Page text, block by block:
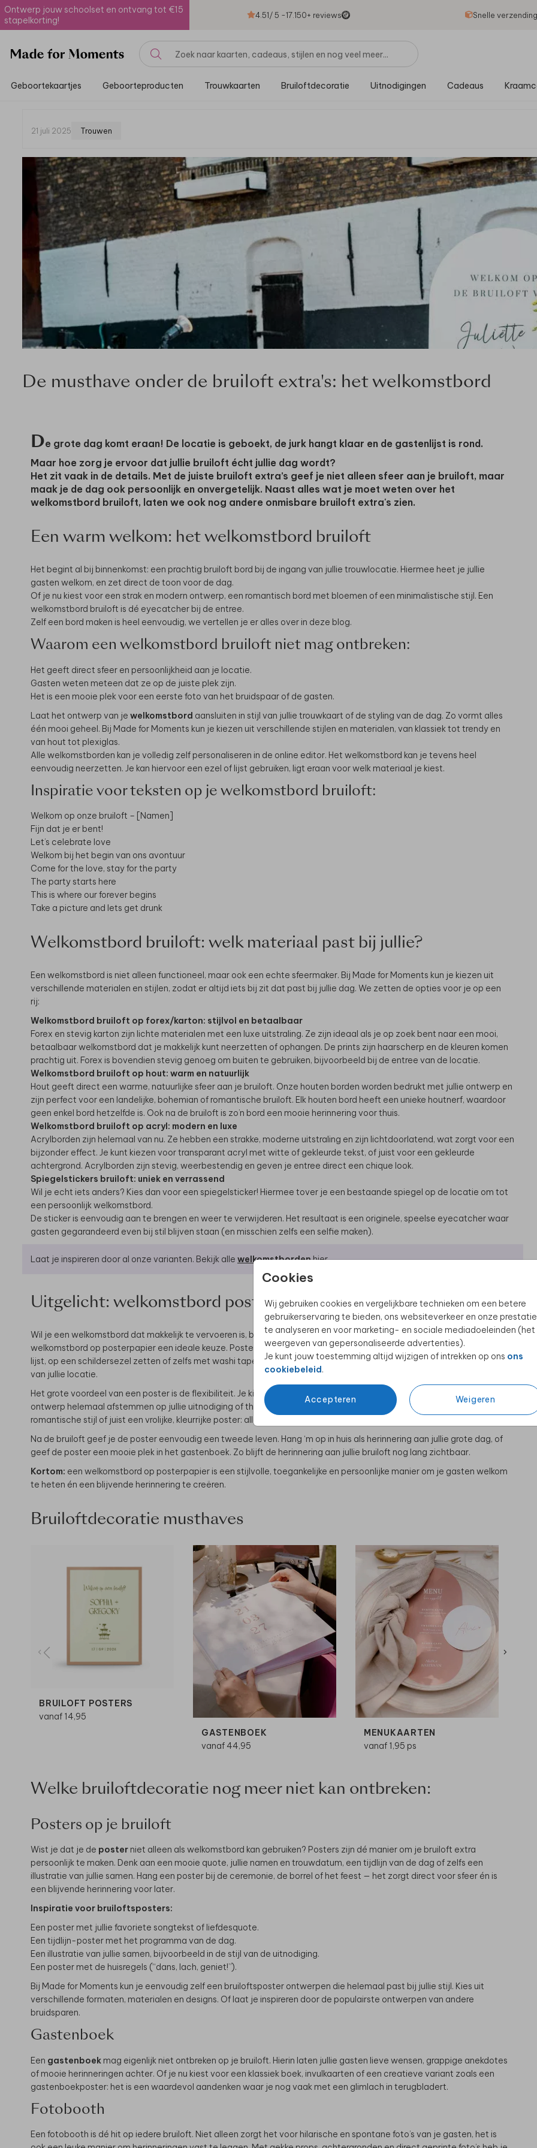
Ontwerp jouw schoolset en ontvang tot €15
stapelkorting!
4.51/ 5 -17.150+ reviews Snelle
Geboortekaartjes Geboorteproducten Trouwkaarten Bruiloftdecoratie Uitnodigingen Cadeaus
Cookies
Wij gebruiken cookies en vergelijkbare technieken om een betere
gebruikerservaring te bieden, ons websiteverkeer en onze
te analyseren en voor marketing- en sociale mediadoeleinden (het
weergeven van gepersonaliseerde advertenties).
Je kunt jouw toestemming altijd wijzigen of intrekken op ons ons
cookiebeleid.
Accepteren Weigeren
21 juli 2025 Trouwen
De musthave onder de bruiloft extra's: het welkomstbord
De grote dag komt eraan! De locatie is geboekt, de jurk hangt klaar en de gastenlijst is rond.
Maar hoe zorg je ervoor dat jullie bruiloft écht jullie dag wordt?
Het zit vaak in de details. Met de juiste bruiloft extra’s geef je niet alleen sfeer aan je bruiloft, maar
maak je de dag ook persoonlijk en onvergetelijk. Naast alles wat je moet weten over het
welkomstbord bruiloft, laten we ook nog andere onmisbare bruiloft extra's zien.
Een warm welkom: het welkomstbord bruiloft
Het begint al bij binnenkomst: een prachtig bruiloft bord bij de ingang van jullie trouwlocatie. Hiermee heet je jullie
gasten welkom, en zet direct de toon voor de dag.
Of je nu kiest voor een strak en modern ontwerp, een romantisch bord met bloemen of een minimalistische stijl. Een
welkomstbord bruiloft is dé eyecatcher bij de entree.
Zelf een bord maken is heel eenvoudig, we vertellen je er alles over in deze blog.
Waarom een welkomstbord bruiloft niet mag ontbreken:
Het geeft direct sfeer en persoonlijkheid aan je locatie.
Gasten weten meteen dat ze op de juiste plek zijn.
Het is een mooie plek voor een eerste foto van het bruidspaar of de gasten.
Laat het ontwerp van je welkomstbord aansluiten in stijl van jullie trouwkaart of de styling van de dag. Zo vormt alles
één mooi geheel. Bij Made for Moments kun je kiezen uit verschillende stijlen en materialen, van klassiek tot trendy en
van hout tot plexiglas.
Alle welkomstborden kan je volledig zelf personaliseren in de online editor. Het welkomstbord kan je tevens heel
eenvoudig neerzetten. Je kan hiervoor een ezel of lijst gebruiken, ligt eraan voor welk materiaal je kiest.
Inspiratie voor teksten op je welkomstbord bruiloft:
Welkom op onze bruiloft – [Namen]
Fijn dat je er bent!
Let’s celebrate love
Welkom bij het begin van ons avontuur
Come for the love, stay for the party
The party starts here
This is where our forever begins
Take a picture and lets get drunk
Welkomstbord bruiloft: welk materiaal past bij jullie?
Een welkomstbord is niet alleen functioneel, maar ook een echte sfeermaker. Bij Made for Moments kun je kiezen uit
verschillende materialen en stijlen, zodat er altijd iets bij zit dat past bij jullie dag. We zetten de opties voor je op een
rij:
Welkomstbord bruiloft op forex/karton: stijlvol en betaalbaar
Forex en stevig karton zijn lichte materialen met een luxe uitstraling. Ze zijn ideaal als je op zoek bent naar een mooi,
betaalbaar welkomstbord dat je makkelijk kunt neerzetten of ophangen. De prints zijn haarscherp en de kleuren komen
prachtig uit. Forex is bovendien stevig genoeg om buiten te gebruiken, bijvoorbeeld bij de entree van de locatie.
Welkomstbord bruiloft op hout: warm en natuurlijk
Hout geeft direct een warme, natuurlijke sfeer aan je bruiloft. Onze houten borden worden bedrukt met jullie ontwerp en
zijn perfect voor een landelijke, bohemian of romantische bruiloft. Elk houten bord heeft een unieke houtnerf, waardoor
geen enkel bord hetzelfde is. Ook na de bruiloft is zo’n bord een mooie herinnering voor thuis.
Welkomstbord bruiloft op acryl: modern en luxe
Acrylborden zijn helemaal van nu. Ze hebben een strakke, moderne uitstraling en zijn lichtdoorlatend, wat zorgt voor een
bijzonder effect. Je kunt kiezen voor transparant acryl met witte of gekleurde tekst, of juist voor een gekleurde
achtergrond. Acrylborden zijn stevig, weerbestendig en geven je entree direct een chique look.
Spiegelstickers bruiloft: uniek en verrassend
Wil je echt iets anders? Kies dan voor een spiegelsticker! Hiermee tover je een bestaande spiegel op de locatie om tot
een persoonlijk welkomstbord.
De sticker is eenvoudig aan te brengen en weer te verwijderen. Het resultaat is een originele, speelse eyecatcher waar
gasten gegarandeerd even bij stil blijven staan (en misschien zelfs een selfie maken).
Laat je inspireren door al onze varianten. Bekijk alle welkomstbordenhier.
Uitgelicht: welkomstbord poster
Wil je een welkomstbord dat makkelijk te vervoeren is, betaalbaar blijft én er toch prachtig uitziet? Dan is een
welkomstbord op posterpapier een ideale keuze. Posters zijn ontzettend veelzijdig: je kunt ze ophangen in een mooie
lijst, op een schildersezel zetten of zelfs met washi tape aan de muur bevestigen. Zo past het bord altijd bij de sfeer
van jullie locatie.
Het grote voordeel van een poster is de flexibiliteit. Je kiest zelf het formaat dat het beste bij jullie dag past en kunt het
ontwerp helemaal afstemmen op jullie uitnodiging of thema. Of je nu gaat voor een minimalistisch ontwerp, een
romantische stijl of juist een vrolijke, kleurrijke poster: alles is mogelijk.
Na de bruiloft geef je de poster eenvoudig een tweede leven. Hang ‘m op in huis als herinnering aan jullie grote dag, of
geef de poster een mooie plek in het gastenboek. Zo blijft de herinnering aan jullie bruiloft nog lang zichtbaar.
Kortom: een welkomstbord op posterpapier is een stijlvolle, toegankelijke en persoonlijke manier om je gasten welkom
te heten én een blijvende herinnering te creëren.
Bruiloftdecoratie musthaves
BRUILOFT POSTERS
vanaf 14,95
GASTENBOEK
vanaf 44,95
MENUKAARTEN
vanaf 1,95 ps
Welke bruiloftdecoratie nog meer niet kan ontbreken:
Posters op je bruiloft
Wist je dat je de poster niet alleen als welkomstbord kan gebruiken? Posters zijn dé manier om je bruiloft extra
persoonlijk te maken. Denk aan een mooie quote, jullie namen en trouwdatum, een tijdlijn van de dag of zelfs een
illustratie van jullie samen. Hang een poster bij de ceremonie, de borrel of het feest — het zorgt direct voor sfeer én is
een blijvende herinnering voor later.
Inspiratie voor bruiloftsposters:
Een poster met jullie favoriete songtekst of liefdesquote.
Een tijdlijn-poster met het programma van de dag.
Een illustratie van jullie samen, bijvoorbeeld in de stijl van de uitnodiging.
Een poster met de huisregels (“dans, lach, geniet!”).
Bij Made for Moments kun je eenvoudig zelf een bruiloftsposter ontwerpen die helemaal past bij jullie stijl. Kies uit
verschillende formaten, materialen en designs. Of laat je inspireren door de populairste ontwerpen van andere
bruidsparen.
Gastenboek
Een gastenboek mag eigenlijk niet ontbreken op je bruiloft. Hierin laten jullie gasten lieve wensen, grappige anekdotes
of mooie herinneringen achter. Of je nu kiest voor een klassiek boek, invulkaarten of een creatieve variant zoals een
gastenboekposter: het is een waardevol aandenken waar je nog vaak met een glimlach in terugbladert.
Fotobooth
Een fotobooth is dé hit op iedere bruiloft. Niet alleen zorgt het voor hilarische en spontane foto’s van je gasten, het is